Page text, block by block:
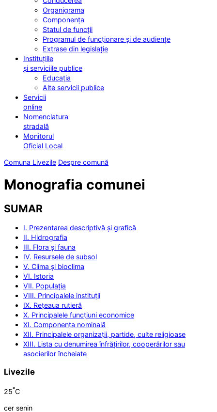
Organigrama
Componența
Statul de funcții
Programul de funcționare și de audiențe
Extrase din legislație
Instituțiile
și serviciile publice
Educația
Alte servicii publice
Servicii
online
Nomenclatura
stradală
Monitorul
Oficial Local
Comuna Livezile Despre comună
Monografia comunei
SUMAR
I. Prezentarea descriptivă și grafică
II. Hidrografia
III. Flora și fauna
IV. Resursele de subsol
V. Clima și bioclima
VI. Istoria
VII. Populația
VIII. Principalele instituții
IX. Rețeaua rutieră
X. Principalele funcțiuni economice
XI. Componența nominală
XII. Principalele organizații, partide, culte religioase
XIII. Lista cu denumirea înfrățirilor, cooperărilor sau
asocierilor încheiate
Livezile
25°C
cer senin